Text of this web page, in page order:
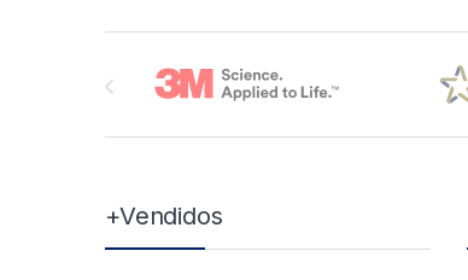
+Vendidos